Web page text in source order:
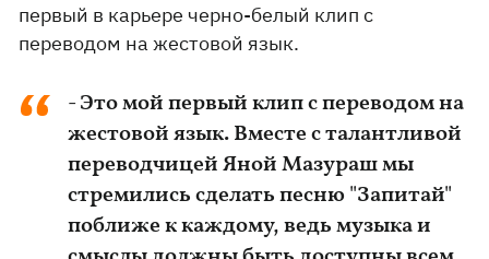
первый в карьере черно-белый клип с
переводом на жестовой язык.
- Это мой первый клип с переводом на
жестовой язык. Вместе с талантливой
переводчицей Яной Мазураш мы
стремились сделать песню "Запитай"
поближе к каждому, ведь музыка и